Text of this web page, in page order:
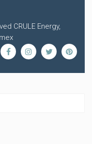
CRULE Energy,